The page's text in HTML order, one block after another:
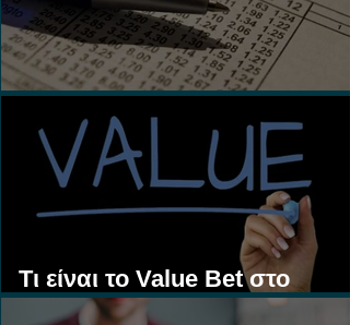
Τι είναι τα Ασιατικά Χάντικαπ;
Τι είναι το Value Bet στο
Στοίχημα;